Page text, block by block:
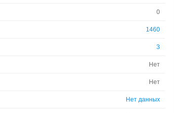
0
1460
3
Нет
Нет
Нет данных